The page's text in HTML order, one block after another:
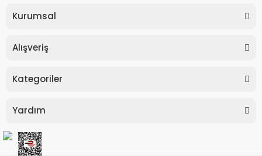
Kurumsal
Alışveriş
Kategoriler
Yardım